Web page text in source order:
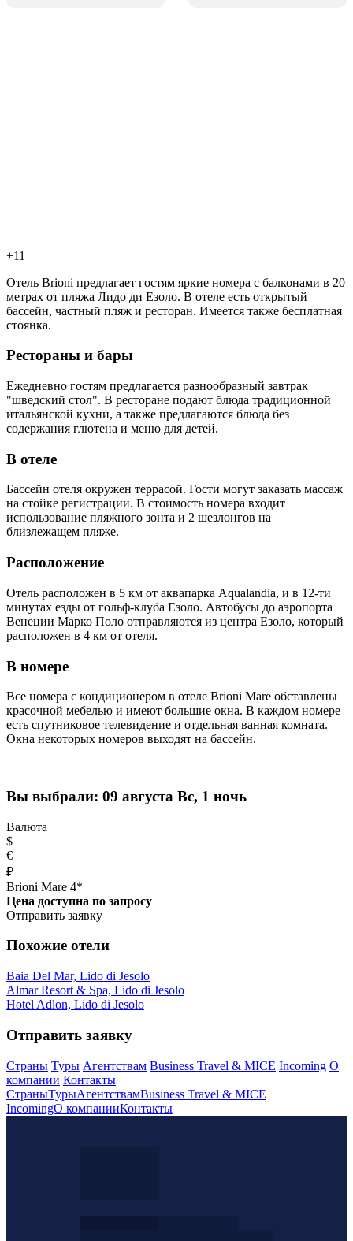
+11
Отель Brioni предлагает гостям яркие номера с балконами в 20
метрах от пляжа Лидо ди Езоло. В отеле есть открытый
бассейн, частный пляж и ресторан. Имеется также бесплатная
стоянка.
Рестораны и бары
Ежедневно гостям предлагается разнообразный завтрак
"шведский стол". В ресторане подают блюда традиционной
итальянской кухни, а также предлагаются блюда без
содержания глютена и меню для детей.
В отеле
Бассейн отеля окружен террасой. Гости могут заказать массаж
на стойке регистрации. В стоимость номера входит
использование пляжного зонта и 2 шезлонгов на
близлежащем пляже.
Расположение
Отель расположен в 5 км от аквапарка Aqualandia, и в 12-ти
минутах езды от гольф-клуба Езоло. Автобусы до аэропорта
Венеции Марко Поло отправляются из центра Езоло, который
расположен в 4 км от отеля.
В номере
Все номера с кондиционером в отеле Brioni Mare обставлены
красочной мебелью и имеют большие окна. В каждом номере
есть спутниковое телевидение и отдельная ванная комната.
Окна некоторых номеров выходят на бассейн.
Вы выбрали: 09 августа Вс, 1 ночь
Валюта
$
€
₽
Brioni Mare 4*
Цена доступна по запросу
Отправить заявку
Похожие отели
Baia Del Mar, Lido di Jesolo
Almar Resort & Spa, Lido di Jesolo
Hotel Adlon, Lido di Jesolo
Отправить заявку
Страны Туры Агентствам Business Travel & MICE Incoming О
компании Контакты
СтраныТурыАгентствамBusiness Travel & MICE
IncomingО компанииКонтакты